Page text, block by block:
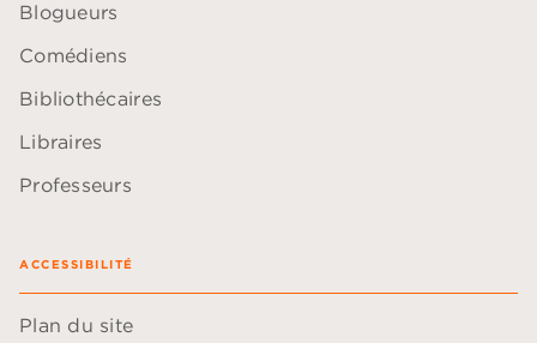
Blogueurs
Comédiens
Bibliothécaires
Libraires
Professeurs
ACCESSIBILITÉ
Plan du site